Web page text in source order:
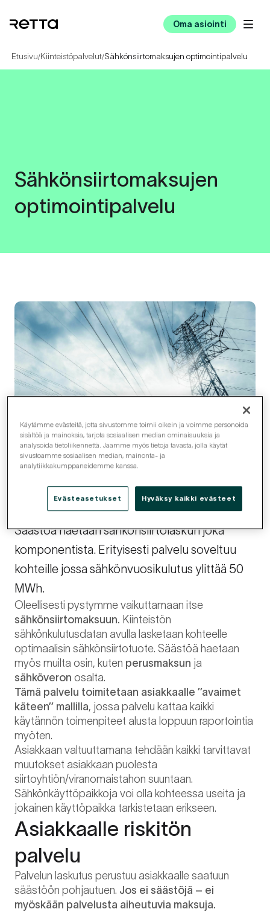
Oma asiointi
Etusivu/Kiinteistöpalvelut/Sähkönsiirtomaksujen optimointipalvelu
Sähkönsiirtomaksujen
optimointipalvelu
Palvelun avulla asiakkaalla on mahdollisuus
saada säästöjä sähkönsiirtokuluissa.
Säästöä haetaan sähkönsiirtolaskun joka
komponentista. Erityisesti palvelu soveltuu
kohteille jossa sähkönvuosikulutus ylittää 50
MWh.
Oleellisesti pystymme vaikuttamaan itse
sähkönsiirtomaksuun. Kiinteistön
sähkönkulutusdatan avulla lasketaan kohteelle
optimaalisin sähkönsiirtotuote. Säästöä haetaan
myös muilta osin, kuten perusmaksun ja
sähköveron osalta.
Tämä palvelu toimitetaan asiakkaalle ’’avaimet
käteen’’ mallilla, jossa palvelu kattaa kaikki
käytännön toimenpiteet alusta loppuun raportointia
myöten.
Asiakkaan valtuuttamana tehdään kaikki tarvittavat
muutokset asiakkaan puolesta
siirtoyhtiön/viranomaistahon suuntaan.
Sähkönkäyttöpaikkoja voi olla kohteessa useita ja
jokainen käyttöpaikka tarkistetaan erikseen.
Asiakkaalle riskitön
palvelu
Palvelun laskutus perustuu asiakkaalle saatuun
säästöön pohjautuen. Jos ei säästöjä – ei
myöskään palvelusta aiheutuvia maksuja.
Käytämme evästeitä, jotta sivustomme toimii oikein ja voimme personoida
sisältöä ja mainoksia, tarjota sosiaalisen median ominaisuuksia ja
analysoida tietoliikennettä. Jaamme myös tietoja tavasta, jolla käytät
sivustoamme sosiaalisen median, mainonta- ja
analytiikkakumppaneidemme kanssa.
Evästeasetukset Hyväksy kaikki evästeet